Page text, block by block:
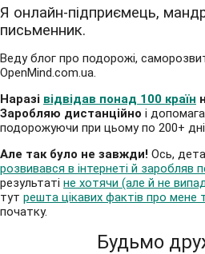
Я онлайн-підприємець,
письменник.
Веду блог про подорожі,
OpenMind.com.ua.
Наразі відвідав понад 100 країн
Заробляю дистанційно і
подорожуючи при цьому по 200+
Але так було не завжди! Ось,
розвивався в інтернеті й заробляв
результаті не хотячи (але й не
тут решта цікавих фактів про мене
початку.
Будьмо